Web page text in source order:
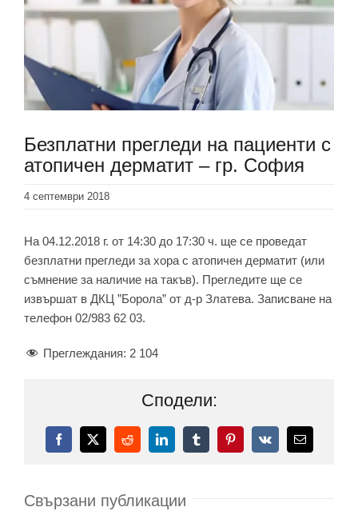
Безплатни прегледи на пациенти с
атопичен дерматит – гр. София
4 септември 2018
На 04.12.2018 г. от 14:30 до 17:30 ч. ще се проведат
безплатни прегледи за хора с атопичен дерматит (или
съмнение за наличие на такъв). Прегледите ще се
извършат в ДКЦ ”Борола” от д-р Златева. Записване на
телефон 02/983 62 03.
Преглеждания: 2 104
Сподели:
Facebook
X RedditLinkedInTumblrPinterest
Vk
поща:
Свързани публикации